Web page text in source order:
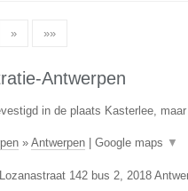
» »»
Antwerpen
in de plaats Kasterlee,
» Antwerpen| Google maps ▼
142 bus 2, 2018